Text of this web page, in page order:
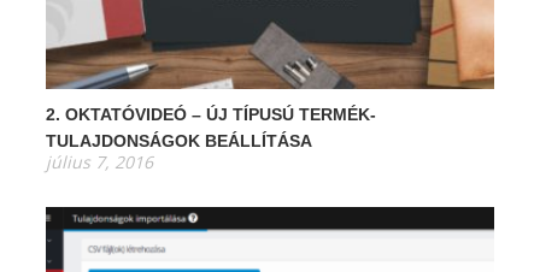
2. OKTATÓVIDEÓ – ÚJ TÍPUSÚ TERMÉK-
TULAJDONSÁGOK BEÁLLÍTÁSA
július 7, 2016